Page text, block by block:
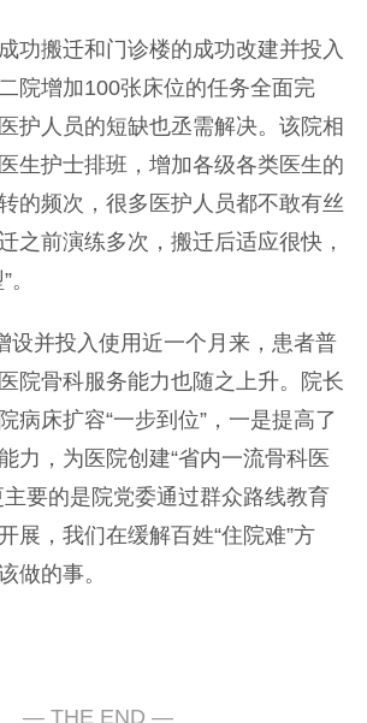
搬迁和门诊楼的成功改建并投入
院增加100张床位的任务全面完
护人员的短缺也丞需解决。该院相
生护士排班，增加各级各类医生的
的频次，很多医护人员都不敢有丝
之前演练多次，搬迁后适应很快，
并投入使用近一个月来，患者普
院骨科服务能力也随之上升。院长
病床扩容“一步到位”，一是提高了
力，为医院创建“省内一流骨科医
主要的是院党委通过群众路线教育
展，我们在缓解百姓“住院难”方
做的事。